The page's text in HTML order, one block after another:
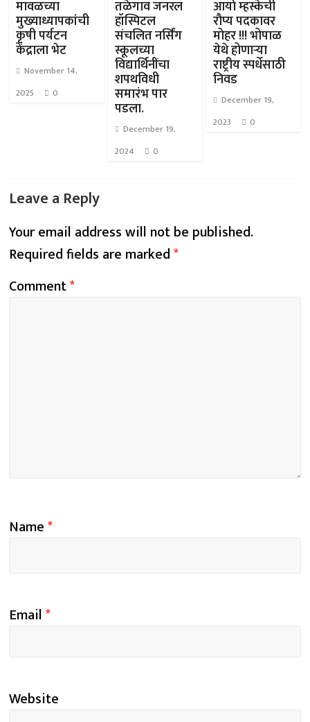
मावळच्या
मुख्याध्यापकांची
कृषी पर्यटन
केंद्राला भेट
November 14,
2025
0
तळेगाव जनरल
हॉस्पिटल
संचलित नर्सिंग
स्कूलच्या
विद्यार्थिनींचा
शपथविधी
समारंभ पार
पडला.
December 19,
2024
0
आर्या म्हस्केची
रौप्य पदकावर
मोहर !!! भोपाळ
येथे होणाऱ्या
राष्ट्रीय स्पर्धेसाठी
निवड
December 19,
2023
0
Leave a Reply
Your email address will not be published.
Required fields are marked*
Comment*
Name*
Email*
Website